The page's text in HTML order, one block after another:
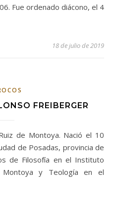
Fue ordenado diácono, el 4
18 de julio de 2019
FREIBERGER
de Posadas, provincia de
de Filosofía en el Instituto
y Teología en el